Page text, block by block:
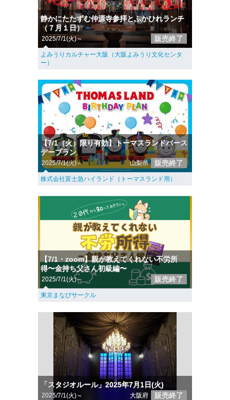
静かにたたずむ仲源寺参拝とふかひれランチ
（７月１日）
2025/7/1(火)～ 販売終了
よみうりカルチャー大阪（大阪よみうり文化センタ
ー）
【7/1（火）限り有効】トーマスランドバース
デープラン
2025/7/1(火)～ 山梨県 販売終了
株式会社富士急ハイランド（トーマスランド用）
【7/1・zoom】親が教えてくれない不労所
得〜金持ち父さん初級編〜
2025/7/1(火)～ 販売終了
東京まなびサークル
「スタジオルール」2025年7月1日(火)
2025/7/1(火)～ 大阪府 販売終了